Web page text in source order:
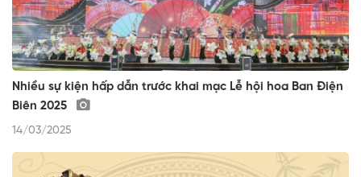
Nhiều sự kiện hấp dẫn trước khai mạc Lễ hội hoa Ban Điện
Biên 2025
14/03/2025